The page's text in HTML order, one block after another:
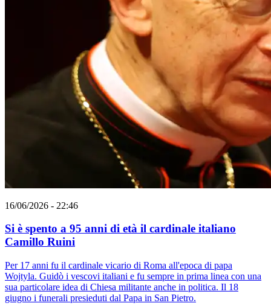
16/06/2026 - 22:46
Si è spento a 95 anni di età il cardinale italiano
Camillo Ruini
Per 17 anni fu il cardinale vicario di Roma all'epoca di papa
Wojtyla. Guidò i vescovi italiani e fu sempre in prima linea con una
sua particolare idea di Chiesa militante anche in politica. Il 18
giugno i funerali presieduti dal Papa in San Pietro.